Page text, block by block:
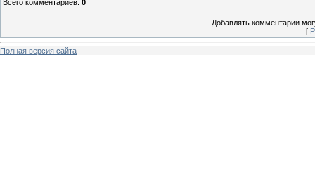
Всего комментариев: 0
Добавлять комментарии
[
Полная версия сайта